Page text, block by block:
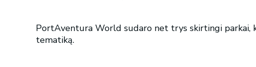
PortAventura World sudaro net trys skirtingi parkai,
tematiką.